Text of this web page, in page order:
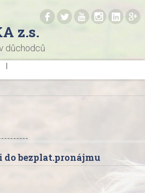
z.s.
důchodců
. . . . . .
|
do bezplat.pronájmu